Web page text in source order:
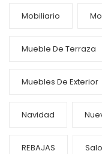
Mobiliario
Mueble De Terraza
Muebles De Exterior
Navidad
REBAJAS